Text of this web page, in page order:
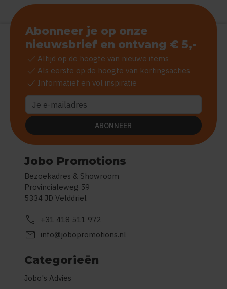
Jobo Promotions
Bezoekadres & Showroom
Provincialeweg 59
5334 JD Velddriel
call +31 418 511 972
mail info@jobopromotions.nl
Categorieën
Jobo's Advies
Abonneer je op onze
nieuwsbrief en ontvang € 5,-
check Altijd op de hoogte van nieuwe items
check Als eerste op de hoogte van kortingsacties
check Informatief en vol inspiratie
ABONNEER